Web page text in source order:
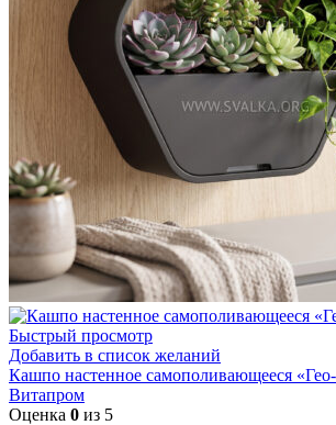
Быстрый просмотр
Добавить в список желаний
Кашпо настенное самополивающееся «Гео-
Витапром
Оценка 0 из 5